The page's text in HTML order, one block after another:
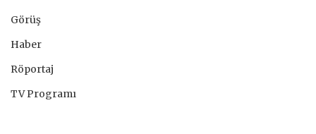
Görüş
Haber
Röportaj
TV Programı